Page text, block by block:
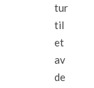
tur
til
et
av
de